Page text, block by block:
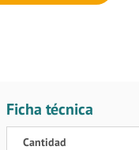
Ficha técnica
Cantidad